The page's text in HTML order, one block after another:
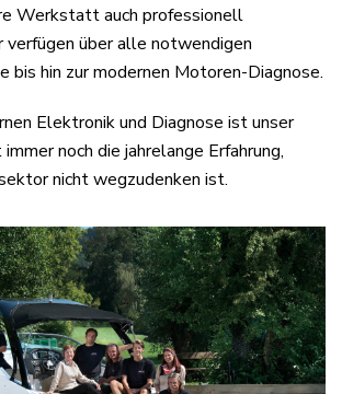
Werkstatt auch professionell
über alle notwendigen
bis hin zur modernen Motoren-Diagnose.
Elektronik und Diagnose ist unser
noch die jahrelange Erfahrung,
nicht wegzudenken ist.